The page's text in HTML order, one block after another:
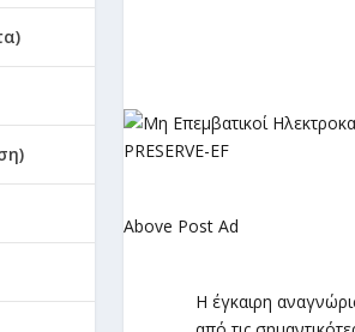
Above Post Ad
Η έγκαιρη